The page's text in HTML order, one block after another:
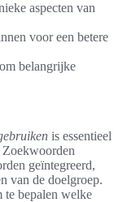
aspecten van
voor een betere
belangrijke
is essentieel
geïntegreerd,
van de doelgroep.
te bepalen welke